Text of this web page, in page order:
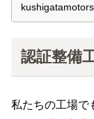
認証整備
私たちの工場で